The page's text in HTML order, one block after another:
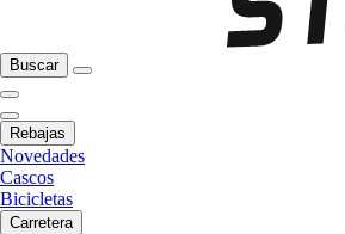
Buscar
Rebajas
Novedades
Cascos
Bicicletas
Carretera